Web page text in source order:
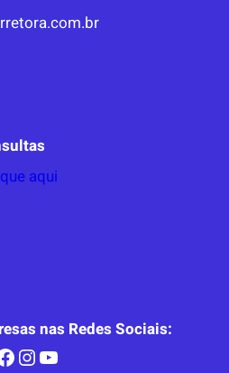
aqui
nas Redes Sociais:
InstagramYoutube